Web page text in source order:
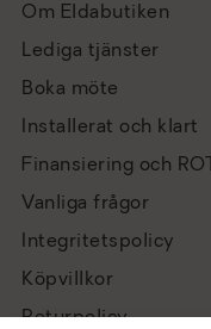
Om Eldabutiken
Lediga tjänster
Boka möte
Installerat och klart
Finansiering och
Vanliga frågor
Integritetspolicy
Köpvillkor
Returpolicy